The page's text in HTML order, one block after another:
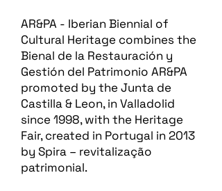
AR&PA - Iberian Biennial of
Cultural Heritage combines the
Bienal de la Restauración y
Gestión del Patrimonio AR&PA
promoted by the Junta de
Castilla & Leon, in Valladolid
since 1998, with the Heritage
Fair, created in Portugal in 2013
by Spira – revitalização
patrimonial.​